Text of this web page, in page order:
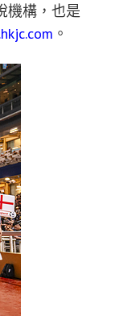
機構，也是
。